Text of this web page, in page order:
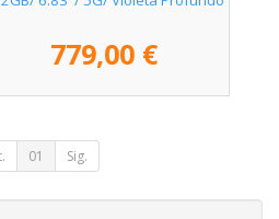
779,00 €
01 Sig.